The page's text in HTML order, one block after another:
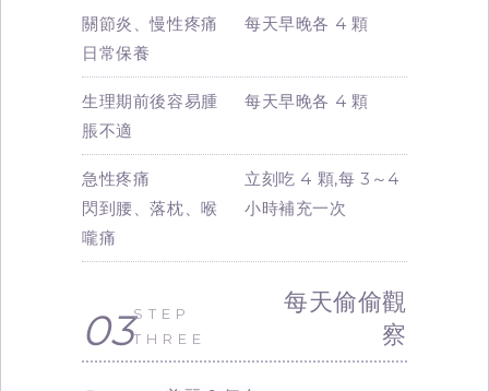
關節炎、慢性疼痛
日常保養
每天早晚各 4 顆
生理期前後容易腫
脹不適
每天早晚各 4 顆
急性疼痛
閃到腰、落枕、喉
嚨痛
立刻吃 4 顆,每 3～4
小時補充一次
03STEP
THREE
每天偷偷觀
察